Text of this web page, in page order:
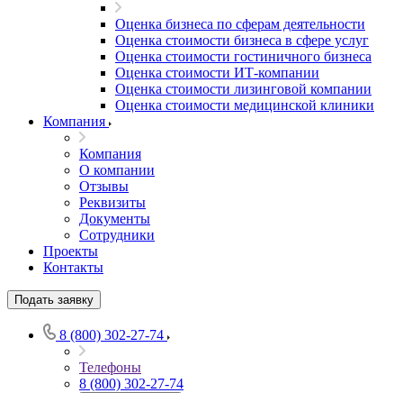
Оценка бизнеса по сферам деятельности
Оценка стоимости бизнеса в сфере услуг
Оценка стоимости гостиничного бизнеса
Оценка стоимости ИТ-компании
Оценка стоимости лизинговой компании
Оценка стоимости медицинской клиники
Компания
Компания
О компании
Отзывы
Реквизиты
Документы
Сотрудники
Проекты
Контакты
Подать заявку
8 (800) 302-27-74
Телефоны
8 (800) 302-27-74
Выберите ваш город
Например:Волжск
Абинск
Альметьевск